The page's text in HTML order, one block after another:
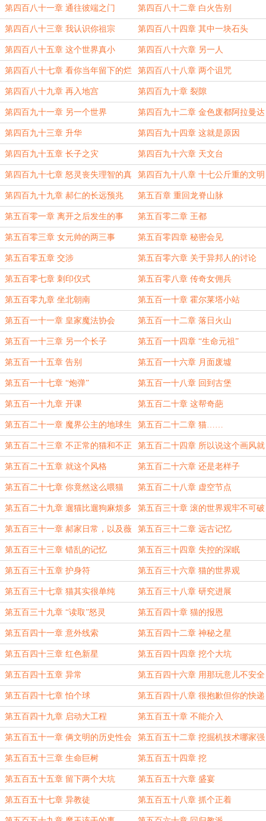
第四百八十一章 通往彼端之门 第四百八十二章 白火告别
第四百八十三章 我认识你祖宗 第四百八十四章 其中一块石头
第四百八十五章 这个世界真小 第四百八十六章 另一人
第四百八十七章 看你当年留下的烂
摊子
第四百八十八章 两个诅咒
第四百八十九章 再入地宫 第四百九十章 裂隙
第四百九十一章 另一个世界 第四百九十二章 金色废都阿拉曼达
第四百九十三章 升华 第四百九十四章 这就是原因
第四百九十五章 长子之灾 第四百九十六章 天文台
第四百九十七章 怒灵丧失理智的真
相
第四百九十八章 十七公斤重的文明
第四百九十九章 郝仁的长远预兆 第五百章 重回龙脊山脉
第五百零一章 离开之后发生的事 第五百零二章 王都
第五百零三章 女元帅的两三事 第五百零四章 秘密会见
第五百零五章 交涉 第五百零六章 关于异邦人的讨论
第五百零七章 刺印仪式 第五百零八章 传奇女佣兵
第五百零九章 坐北朝南 第五百一十章 霍尔莱塔小站
第五百一十一章 皇家魔法协会 第五百一十二章 落日火山
第五百一十三章 另一个长子 第五百一十四章 “生命元祖”
第五百一十五章 告别 第五百一十六章 月面废墟
第五百一十七章 “炮弹” 第五百一十八章 回到古堡
第五百一十九章 开课 第五百二十章 这帮奇葩
第五百二十一章 魔界公主的地球生
活
第五百二十二章 猫……
第五百二十三章 不正常的猫和不正
常的鱼
第五百二十四章 所以说这个画风就
不正常！
第五百二十五章 就这个风格 第五百二十六章 还是老样子
第五百二十七章 你竟然这么喂猫 第五百二十八章 虚空节点
第五百二十九章 遛猫比遛狗麻烦多
了
第五百三十章 滚的世界观牢不可破
第五百三十一章 郝家日常，以及薇
薇安的小木盒
第五百三十二章 远古记忆
第五百三十三章 错乱的记忆 第五百三十四章 失控的深眠
第五百三十五章 护身符 第五百三十六章 猫的世界观
第五百三十七章 猫其实很单纯 第五百三十八章 研究进展
第五百三十九章 “读取”怒灵 第五百四十章 猫的报恩
第五百四十一章 意外线索 第五百四十二章 神秘之星
第五百四十三章 红色新星 第五百四十四章 挖个大坑
第五百四十五章 异常 第五百四十六章 用那玩意儿不安全
第五百四十七章 怕个球 第五百四十八章 很抱歉但你的快递
爆炸了
第五百四十九章 启动大工程 第五百五十章 不能介入
第五百五十一章 俩文明的历史性会
晤
第五百五十二章 挖掘机技术哪家强
第五百五十三章 生命巨树 第五百五十四章 挖
第五百五十五章 留下两个大坑 第五百五十六章 盛宴
第五百五十七章 异教徒 第五百五十八章 抓个正着